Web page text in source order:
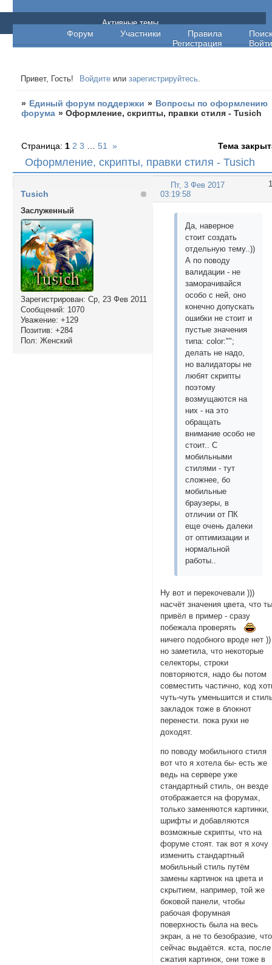
Единый форум поддержки
Форум Участники Правила
Поиск
Регистрация
Войти
Активные темы
Привет, Гость! Войдите илизарегистрируйтесь.
» Единый форум поддержки » Вопросы по оформлению
форума »Оформление, скрипты, правки стиля - Tusich
Оформление, скрипты, правки стиля - Tusich
Страница: 1 2 3 51 » Тема
1
Пт, 3 Фев 2017
03:19:58
Tusich
Заслуженный
Зарегистрирован: Ср, 23 Фев 2011
Сообщений: 1070
Уважение: +129
Позитив: +284
Пол: Женский
Да, наверное
стоит создать
отдельную тему..))
А по поводу
валидации - не
заморачивайся
особо с ней, оно
конечно допускать
ошибки не стоит и
пустые значения
типа: color:"";
делать не надо,
но валидаторы не
любят скрипты
поэтому
возмущаются на
них - на это
обращать
внимание особо не
стоит.. С
мобильными
стилями - тут
сложнее, бо
мобильные
браузеры, в
отличии от ПК
еще очень далеки
от оптимизации и
нормальной
работы..
Ну вот и перекочевали )))
насчёт значения цвета, что
привёл в пример - сразу
побежала проверять
ничего подобного вроде нет ))
но заметила, что некоторые
селекторы, строки
повторяются, надо бы потом
совместить частично, код
чуть-чуть уменьшится и
закладок тоже в блокнот
перенести. пока руки не
доходят.
по поводу мобильного стиля
вот что я хотела бы- есть же
ведь на сервере уже
стандартный стиль, он везде
отображается на форумах,
только заменяются картинки,
шрифты и добавляются
возможные скрипты, что на
форуме стоят. так вот я хочу
изменить стандартный
мобильный стиль путём
замены картинок на цвета и
скрытием, например, той же
боковой панели, чтобы
рабочая форумная
поверхность была на весь
экран, а не то безобразие, что
сейчас выдаётся. кста, после
сжатия картинок, они тоже в